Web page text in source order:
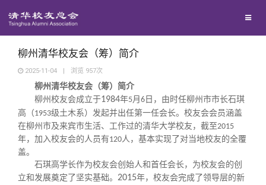
西南联大校友会
回馈母校
捐赠项目
捐赠新闻
媒体平台
《清华校友通讯》
百年清华
柳州清华校友会（筹）简介
2025-11-04 | 浏览 957次
柳州清华校友会（筹）简介
柳州校友会成立于1984年5月 6 日，由时任柳州市市长石琪
高（1953级土木系）发起并出任第一任会长。校友会会员涵盖
在柳州市及来宾市生活、工作过的清华大学校友，截至2015
年，加入校友会的人员有120人，基本实现了对当地校友的全覆
盖。
石琪高学长作为校友会创始人和首任会长，为校友会的创
立和发展奠定了坚实基础。 2015年，校友会完成了领导层的新